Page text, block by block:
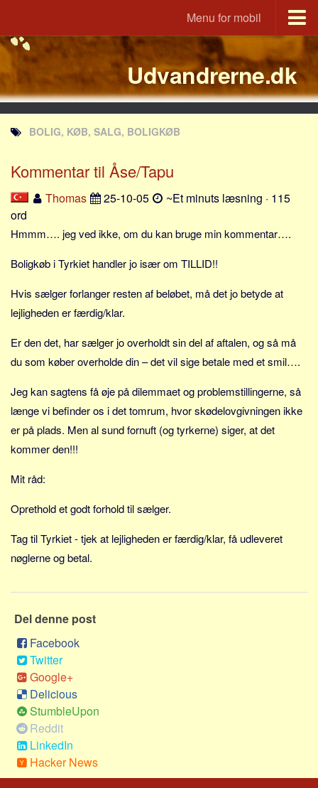
Menu for mobil
Portal
Udvandrerne.dk
Utvandrerne.no
Utvandrarna.se
Tyskland.dk
England.dk
JLKM.dk
Lande
Tyrkiet
Frankrig
Norge
Thailand
Italien
Grækenland
USA
Alle
Nøgleord
Bolig
Virksomhed
Pension og opsparing
Forbrug
Social sikring og sundhed
Transport
Alle
Aspekter
Køb og salg
Økonomi
Jura og regler
Udvandrerne.dk
BOLIG, KØB, SALG, BOLIGKØB
Kommentar til Åse/Tapu
Thomas 25-10-05
~Et minuts læsning · 115
ord
Hmmm…. jeg ved ikke, om du kan bruge min kommentar….
Boligkøb i Tyrkiet handler jo især om TILLID!!
Hvis sælger forlanger resten af beløbet, må det jo betyde at
lejligheden er færdig/klar.
Er den det, har sælger jo overholdt sin del af aftalen, og så må
du som køber overholde din – det vil sige betale med et smil….
Jeg kan sagtens få øje på dilemmaet og problemstillingerne, så
længe vi befinder os i det tomrum, hvor skødelovgivningen ikke
er på plads. Men al sund fornuft (og tyrkerne) siger, at det
kommer den!!!
Mit råd:
Oprethold et godt forhold til sælger.
Tag til Tyrkiet - tjek at lejligheden er færdig/klar, få udleveret
nøglerne og betal.
Del denne post
Facebook
Twitter
Google+
Delicious
StumbleUpon
Reddit
LinkedIn
Hacker News